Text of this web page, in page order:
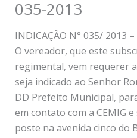
035-2013
INDICAÇÃO N° 035/ 2013 –
O vereador, que este
regimental, vem requerer
seja indicado ao Senhor
DD Prefeito Municipal,
em contato com a CEMIG
poste na avenida cinco do